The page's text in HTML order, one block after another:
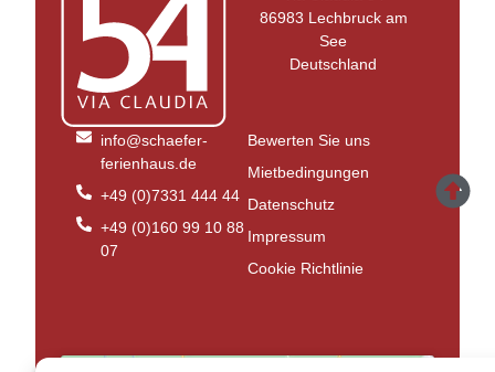
86983 Lechbruck am
See
Deutschland
info@schaefer-
ferienhaus.de
+49 (0)7331 444 44
+49 (0)160 99 10 88
07
Bewerten Sie uns
Mietbedingungen
Datenschutz
Impressum
Cookie Richtlinie